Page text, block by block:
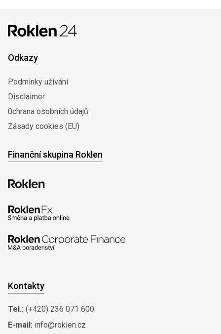
Odkazy
Podmínky užívání
Disclaimer
0chrana osobních údajů
Zásady cookies (EU)
Finanční skupina Roklen
Kontakty
Tel.: (+420) 236 071 600
E-mail: info@roklen.cz